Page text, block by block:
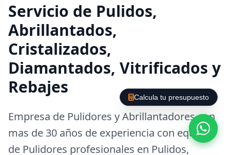
Servicio de Pulidos,
Abrillantados,
Cristalizados,
Diamantados, Vitrificados y
Rebajes
Empresa de Pulidores y Abrillantadores con
mas de 30 años de experiencia con equipos
de Pulidores profesionales en Pulidos,
Calcula tu presupuesto